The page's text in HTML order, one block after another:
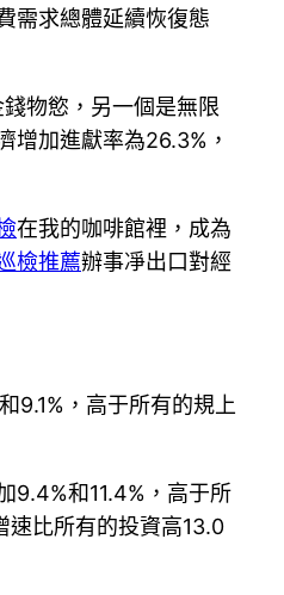
需求總體延續恢復態
錢物慾，另一個是無限
增加進獻率為26.3%，
在我的咖啡館裡，成為
檢推薦辦事凈出口對經
9.1%，高于所有的規上
9.4%和11.4%，高于所
速比所有的投資高13.0